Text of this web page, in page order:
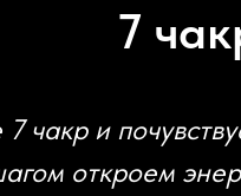
7
чакр и
откроем